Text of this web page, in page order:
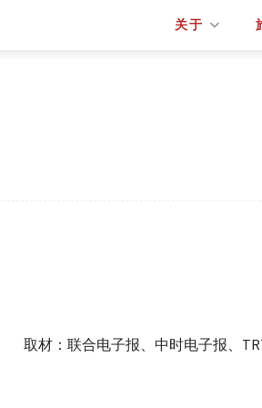
关于
取材：联合电子报、中时电子报、